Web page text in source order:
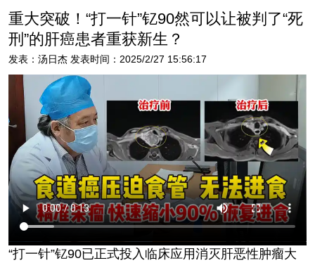
重大突破！“打一针”钇90然可以让被判了“死
刑”的肝癌患者重获新生？
发表：汤日杰 发表时间：2025/2/27 15:56:17
“打一针”钇90已正式投入临床应用消灭肝恶性肿瘤大